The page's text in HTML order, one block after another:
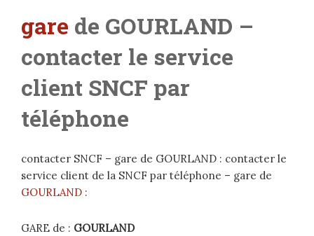
gare de GOURLAND –
contacter le service
client SNCF par
téléphone
contacter SNCF – gare de GOURLAND : contacter le
service client de la SNCF par téléphone – gare de
GOURLAND :
GARE de : GOURLAND